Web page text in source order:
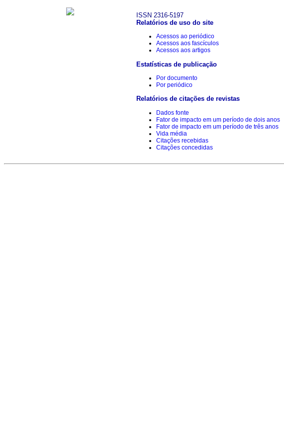
ISSN 2316-5197
Relatórios de uso do site
Acessos ao periódico
Acessos aos fascículos
Acessos aos artigos
Estatísticas de publicação
Por documento
Por periódico
Relatórios de citações de revistas
Dados fonte
Fator de impacto em um período de dois anos
Fator de impacto em um período de três anos
Vida média
Citações recebidas
Citações concedidas